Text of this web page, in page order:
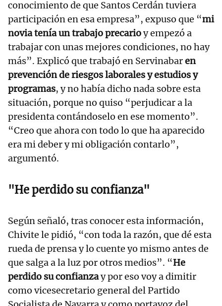
conocimiento de que Santos Cerdán tuviera
participación en esa empresa”, expuso que “mi
novia tenía un trabajo precarioy empezó a
trabajar con unas mejores condiciones, no hay
más”. Explicó que trabajó en Servinabaren
prevención de riesgos laborales y estudios y
programas, y no había dicho nada sobre esta
situación, porque no quiso “perjudicar a la
presidenta contándoselo en ese momento”.
“Creo que ahora con todo lo que ha aparecido
era mi deber y mi obligación contarlo”,
argumentó.
"He perdido su confianza"
Según señaló, tras conocer esta información,
Chivite le pidió, “con toda la razón, que dé esta
rueda de prensa y lo cuente yo mismo antes de
que salga a la luz por otros medios”. “He
perdido su confianzay por eso voy a dimitir
como vicesecretario general del Partido